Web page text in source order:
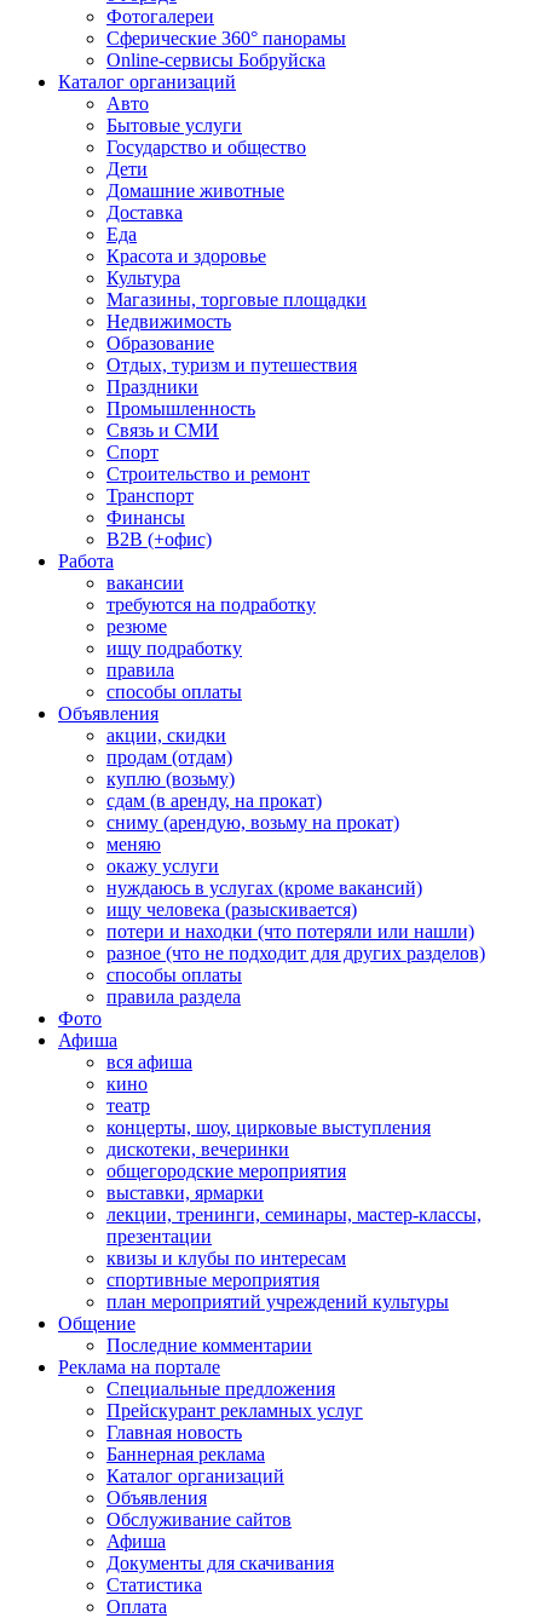
Фотогалереи
Сферические 360° панорамы
Online-сервисы Бобруйска
Каталог организаций
Авто
Бытовые услуги
Государство и общество
Дети
Домашние животные
Доставка
Еда
Красота и здоровье
Культура
Магазины, торговые площадки
Недвижимость
Образование
Отдых, туризм и путешествия
Праздники
Промышленность
Связь и СМИ
Спорт
Строительство и ремонт
Транспорт
Финансы
B2B (+офис)
Работа
вакансии
требуются на подработку
резюме
ищу подработку
правила
способы оплаты
Объявления
акции, скидки
продам (отдам)
куплю (возьму)
сдам (в аренду, на прокат)
сниму (арендую, возьму на прокат)
меняю
окажу услуги
нуждаюсь в услугах (кроме вакансий)
ищу человека (разыскивается)
потери и находки (что потеряли или нашли)
разное (что не подходит для других разделов)
способы оплаты
правила раздела
Фото
Афиша
вся афиша
кино
театр
концерты, шоу, цирковые выступления
дискотеки, вечеринки
общегородские мероприятия
выставки, ярмарки
лекции, тренинги, семинары, мастер-классы,
презентации
квизы и клубы по интересам
спортивные мероприятия
план мероприятий учреждений культуры
Общение
Последние комментарии
Реклама на портале
Специальные предложения
Прейскурант рекламных услуг
Главная новость
Баннерная реклама
Каталог организаций
Объявления
Обслуживание сайтов
Афиша
Документы для скачивания
Статистика
Оплата